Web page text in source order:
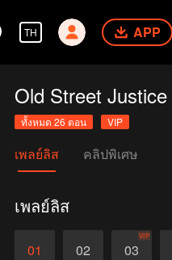
TH APP
Old Street Justice
ทั้งหมด 26 ตอน VIP
เพลย์ลิส คลิปพิเศษ
เพลย์ลิส
01 02 03
VIP